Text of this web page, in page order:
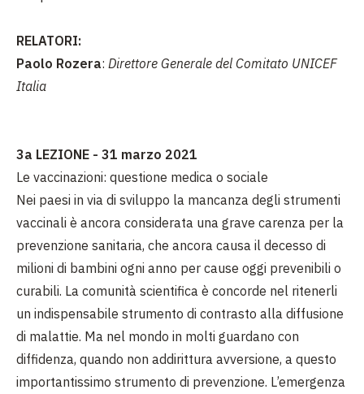
RELATORI:
Paolo Rozera: Direttore Generale del Comitato UNICEF
Italia
3a LEZIONE - 31 marzo 2021
Le vaccinazioni: questione medica o sociale
Nei paesi in via di sviluppo la mancanza degli strumenti
vaccinali è ancora considerata una grave carenza per la
prevenzione sanitaria, che ancora causa il decesso di
milioni di bambini ogni anno per cause oggi prevenibili o
curabili. La comunità scientifica è concorde nel ritenerli
un indispensabile strumento di contrasto alla diffusione
di malattie. Ma nel mondo in molti guardano con
diffidenza, quando non addirittura avversione, a questo
importantissimo strumento di prevenzione. L’emergenza